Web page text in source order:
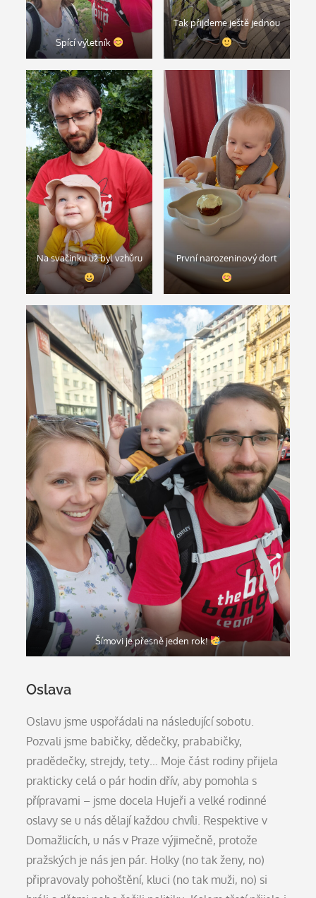
Spící výletník
Tak přijdeme ještě jednou
Na svačinku už byl vzhůru První narozeninový dort
Šímovi je přesně jeden rok!
Oslava
Oslavu jsme uspořádali na následující sobotu.
Pozvali jsme babičky, dědečky, prababičky,
pradědečky, strejdy, tety… Moje část rodiny přijela
prakticky celá o pár hodin dřív, aby pomohla s
přípravami – jsme docela Hujeři a velké rodinné
oslavy se u nás dělají každou chvíli. Respektive v
Domažlicích, u nás v Praze výjimečně, protože
pražských je nás jen pár. Holky (no tak ženy, no)
připravovaly pohoštění, kluci (no tak muži, no) si